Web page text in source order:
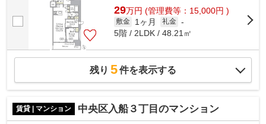
29万円 (管理費等：15,000円 )
敷金 1ヶ月 礼金 -
5階 / 2LDK / 48.21㎡
残り 5件を表示する
賃貸 | マンション 中央区入船３丁目のマンション